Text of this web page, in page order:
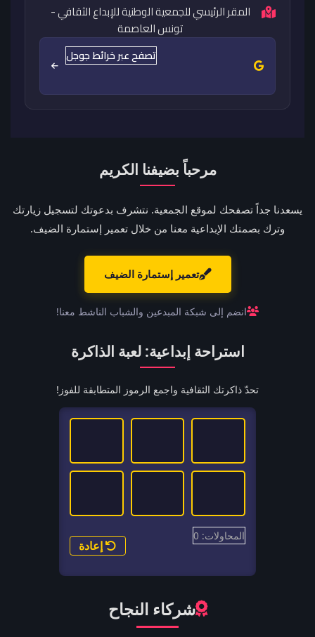
المقر الرئيسي للجمعية الوطنية للإبداع الثقافي -
تونس العاصمة
تصفح عبر خرائط جوجل
مرحباً بضيفنا الكريم
يسعدنا جداً تصفحك لموقع الجمعية. نتشرف بدعوتك لتسجيل زيارتك
وترك بصمتك الإبداعية معنا من خلال تعمير إستمارة الضيف.
تعمير إستمارة الضيف
انضم إلى شبكة المبدعين والشباب الناشط معنا!
استراحة إبداعية: لعبة الذاكرة
تحدّ ذاكرتك الثقافية واجمع الرموز المتطابقة للفوز!
المحاولات: 0
إعادة
شركاء النجاح